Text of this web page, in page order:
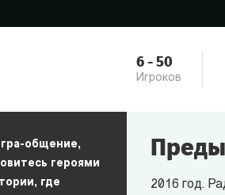
6-50
Игроков
общение,
героями
где
2016 год.